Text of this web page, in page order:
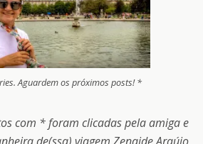
Aguardem os próximos posts! *
com * foram clicadas pela amiga e